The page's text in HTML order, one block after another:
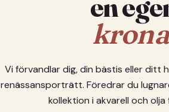
en
Vi förvandlar dig, din bästis eller ditt
renässansporträtt. Föredrar du
kollektion i akvarell och olja